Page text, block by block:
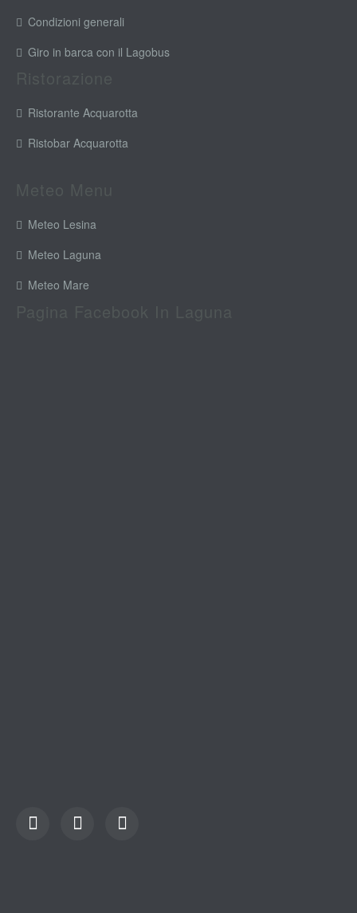
Condizioni generali
Giro in barca con il Lagobus
Ristorante Acquarotta
Ristobar Acquarotta
Meteo Lesina
Meteo Laguna
Meteo Mare